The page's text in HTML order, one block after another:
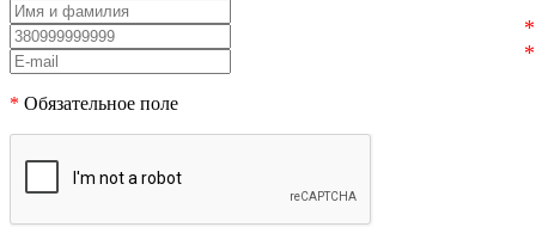
* Обязательное поле